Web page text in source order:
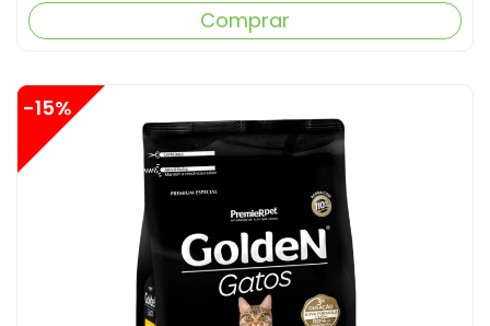
Comprar
-15%